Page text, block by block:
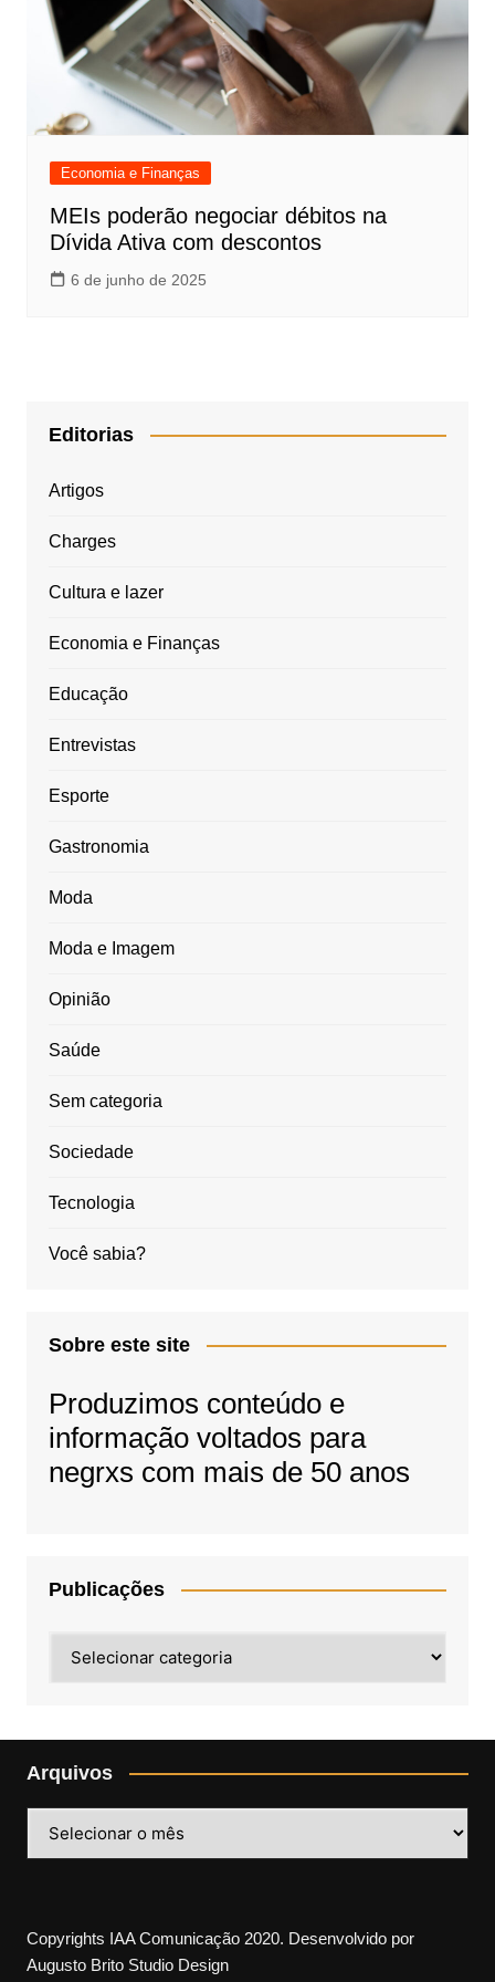
Economia e Finanças
MEIs poderão negociar débitos na
Dívida Ativa com descontos
6 de junho de 2025
Editorias
Artigos
Charges
Cultura e lazer
Economia e Finanças
Educação
Entrevistas
Esporte
Gastronomia
Moda
Moda e Imagem
Opinião
Saúde
Sem categoria
Sociedade
Tecnologia
Você sabia?
Sobre este site
Produzimos conteúdo e
informação voltados para
negrxs com mais de 50 anos
Publicações
Arquivos
Copyrights IAA Comunicação 2020. Desenvolvido por
Augusto Brito Studio Design